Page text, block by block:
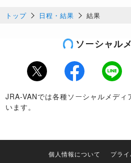
トップ 日程・結果 結果
ソーシャル
Twitter Facebook LINE
JRA-VANでは各種ソーシャルメディ
います。
個人情報について プラ